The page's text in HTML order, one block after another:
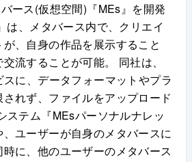
ース(仮想空間)『MEs』を開発
は、メタバース内で、クリエイ
、自身の作品を展示すること
流することが可能。 同社は、
スに、データフォーマットやプラ
れず、ファイルをアップロード
ステム『MEsパーソナルナレッ
ユーザーが自身のメタバースに
に、他のユーザーのメタバース